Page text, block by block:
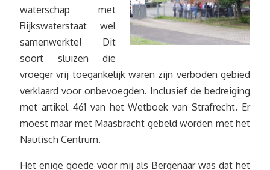
waterschap met
Rijkswaterstaat wel
samenwerkte! Dit
soort sluizen die
vroeger vrij toegankelijk waren zijn verboden gebied
verklaard voor onbevoegden. Inclusief de bedreiging
met artikel 461 van het Wetboek van Strafrecht. Er
moest maar met Maasbracht gebeld worden met het
Nautisch Centrum.
Het enige goede voor mij als Bergenaar was dat het